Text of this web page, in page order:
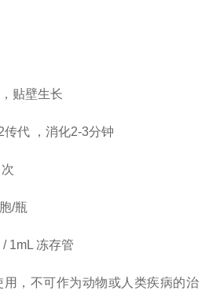
贴壁生长
传代 ，消化2-3分钟
/瓶
1mL 冻存管
， 不可作为动物或人类疾病的治